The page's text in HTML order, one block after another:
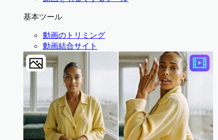
基本ツール
動画のトリミング
動画結合サイト